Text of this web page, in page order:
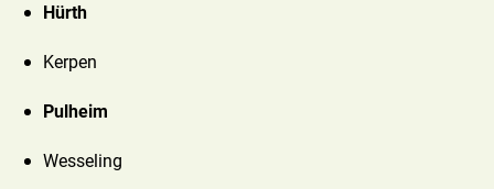
Hürth
Kerpen
Pulheim
Wesseling